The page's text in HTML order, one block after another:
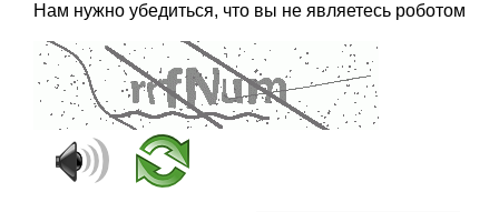
Нам нужно убедиться, что вы не являетесь роботом